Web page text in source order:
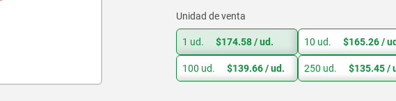
Unidad de venta
1 ud. $174.58/ ud. 10 ud. $165.26/
100 ud. $139.66/ ud. 250 ud. $135.45/